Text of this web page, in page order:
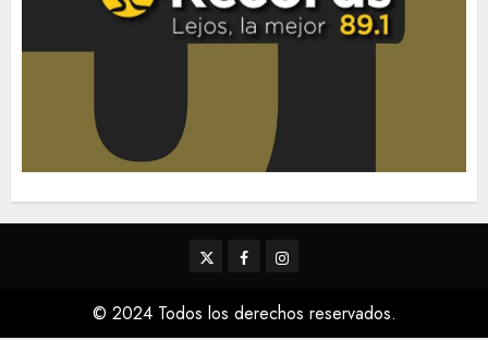
TwitterFacebookInstagram
© 2024 Todos los derechos reservados.